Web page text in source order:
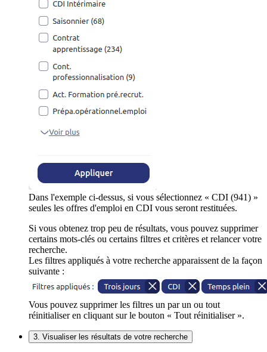
Dans l'exemple ci-dessus, si vous sélectionnez « CDI (941) »
seules les offres d'emploi en CDI vous seront restituées.
Si vous obtenez trop peu de résultats, vous pouvez supprimer
certains mots-clés ou certains filtres et critères et relancer votre
recherche.
Les filtres appliqués à votre recherche apparaissent de la façon
suivante :
Vous pouvez supprimer les filtres un par un ou tout
réinitialiser en cliquant sur le bouton « Tout réinitialiser ».
3. Visualiser les résultats de votre recherche